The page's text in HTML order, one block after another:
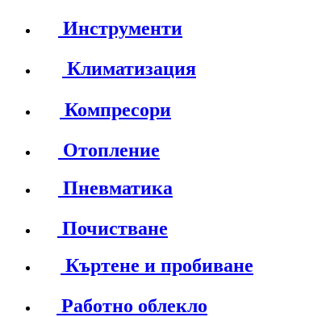
Инструменти
Климатизация
Компресори
Отопление
Пневматика
Почистване
Къртене и пробиване
Работно облекло